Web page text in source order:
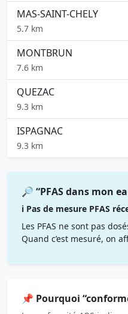
MAS-SAINT-CHELY
5.7 km
MONTBRUN
7.6 km
QUEZAC
9.3 km
ISPAGNAC
9.3 km
🔎 “PFAS dans mon
ℹ️ Pas de mesure PFAS
Les PFAS ne sont pas
Quand c’est mesuré, on
📌 Pourquoi